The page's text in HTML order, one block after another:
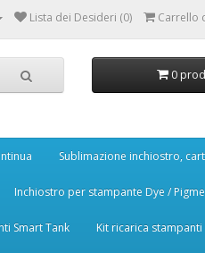
Lista dei Desideri (0) Carrello
0
Sublimazione inchiostro,
Inchiostro per stampante Dye /
Smart Tank Kit ricarica stampanti